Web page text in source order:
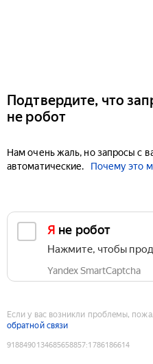
Подтвердите, что
не робот
Нам очень жаль, но запросы с
автоматические.
Почему это
Я не робот
Нажмите, чтобы
Yandex SmartCaptcha
Если у вас возникли проблемы,
обратной связи
9188490134685658857:1786186614